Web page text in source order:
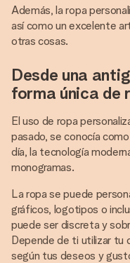
Además, la ropa
así como un excelente
otras cosas.
Desde una
forma única de
El uso de ropa
pasado, se conocía
día, la tecnología
monogramas.
La ropa se puede
gráficos, logotipos o
puede ser discreta y
Depende de ti utilizar tu
según tus deseos y